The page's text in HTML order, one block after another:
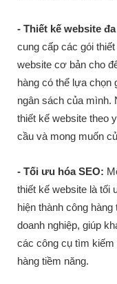
- Thiết kế website
cung cấp các gói
website cơ bản cho
hàng có thể lựa chọn
ngân sách của mình.
thiết kế website theo
cầu và mong muốn
- Tối ưu hóa SEO:
thiết kế website là tối
hiện thành công
doanh nghiệp, giúp
các công cụ tìm kiếm
hàng tiềm năng.